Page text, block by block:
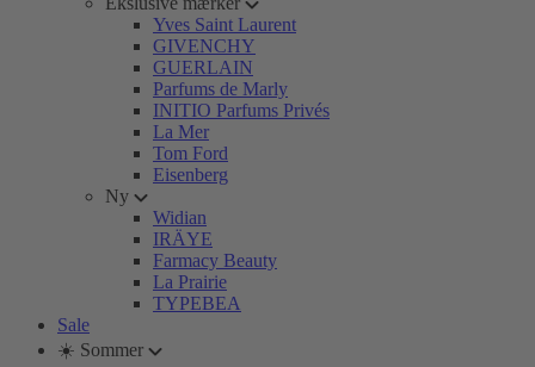
Yves Saint Laurent
GIVENCHY
GUERLAIN
Parfums de Marly
INITIO Parfums Privés
La Mer
Tom Ford
Eisenberg
Ny
Widian
IRÄYE
Farmacy Beauty
La Prairie
TYPEBEA
Sale
☀️ Sommer